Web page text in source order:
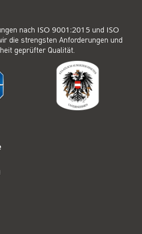
nach ISO 9001:2015 und ISO
die strengsten Anforderungen und
geprüfter Qualität.